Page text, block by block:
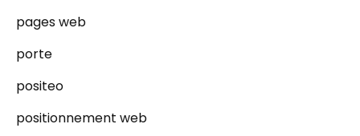
pages web
porte
positeo
positionnement web